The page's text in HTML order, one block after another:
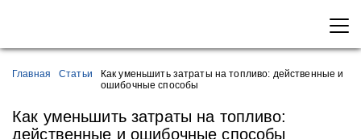
Главная Статьи
Как уменьшить затраты на топливо: действенные и
ошибочные способы
Как уменьшить затраты на топливо:
действенные и ошибочные способы